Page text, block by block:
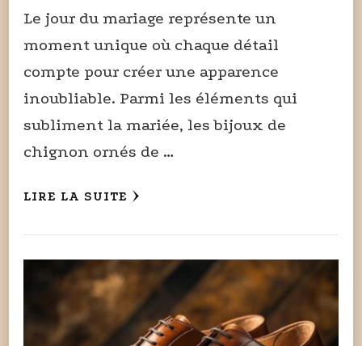
Le jour du mariage représente un
moment unique où chaque détail
compte pour créer une apparence
inoubliable. Parmi les éléments qui
subliment la mariée, les bijoux de
chignon ornés de …
LIRE LA SUITE